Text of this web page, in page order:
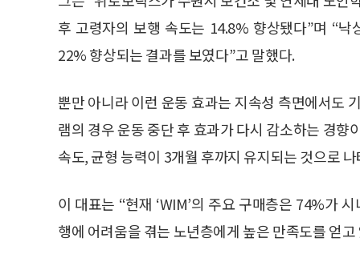
후 고령자의 보행 속도는 14.8% 향상됐다”며 “
22% 향상되는 결과를 보였다”고 말했다.
뿐만 아니라 이런 운동 효과는 지속성 측면에서도
램의 경우 운동 중단 후 효과가 다시 감소하는 경
속도, 균형 능력이 3개월 후까지 유지되는 것으로
이 대표는 “현재 ‘WIM’의 주요 구매층은 74%가
행에 어려움을 겪는 노년층에게 높은 만족도를 얻